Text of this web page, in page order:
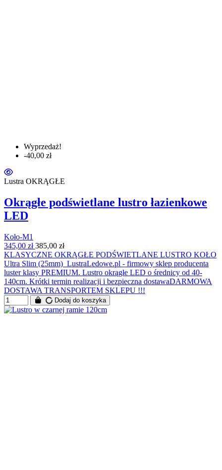
Wyprzedaż!
-40,00 zł
Lustra OKRĄGŁE
Okrągłe podświetlane lustro łazienkowe
LED
Koło-M1
345,00 zł385,00 zł
KLASYCZNE OKRĄGŁE PODŚWIETLANE LUSTRO KOŁO
Ultra Slim (25mm) LustraLedowe.pl - firmowy sklep producenta
luster klasy PREMIUM. Lustro okrągłe LED o średnicy od 40-
140cm. Krótki termin realizacji i bezpieczna dostawaDARMOWA
DOSTAWA TRANSPORTEM SKLEPU !!!
Dodaj do koszyka